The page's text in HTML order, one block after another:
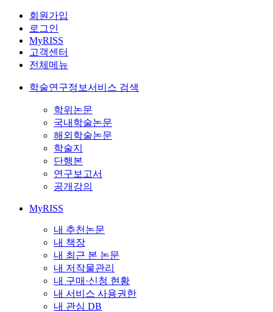
회원가입
로그인
MyRISS
고객센터
전체메뉴
학술연구정보서비스 검색
학위논문
국내학술논문
해외학술논문
학술지
단행본
연구보고서
공개강의
MyRISS
내 추천논문
내 책장
내 최근 본 논문
내 저작물관리
내 구매·신청 현황
내 서비스 사용권한
내 관심 DB